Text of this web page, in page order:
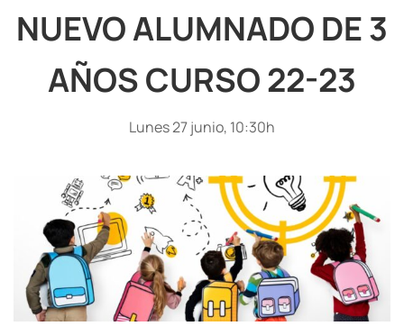
NUEVO ALUMNADO DE 3
AÑOS CURSO 22-23
Lunes 27 junio, 10:30h